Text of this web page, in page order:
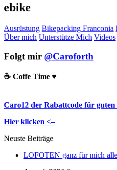
ebike
Ausrüstung Bikepacking Franconia
Über mich Unterstütze Mich Videos
Folgt mir @Caroforth
☕️ Coffe Time ♥️
Caro12 der Rabattcode für
Hier klicken <–
Neuste Beiträge
LOFOTEN ganz für mich